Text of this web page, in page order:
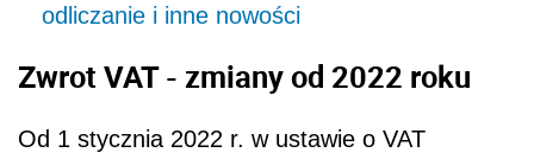
odliczanie i inne nowości
Zwrot VAT - zmiany od 2022 roku
Od 1 stycznia 2022 r. w ustawie o VAT